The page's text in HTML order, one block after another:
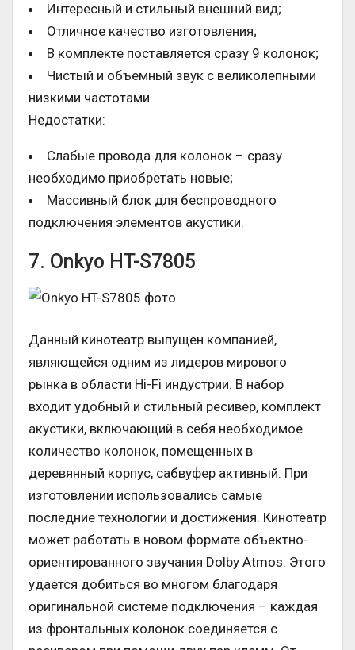
Интересный и стильный внешний вид;
Отличное качество изготовления;
В комплекте поставляется сразу 9 колонок;
Чистый и объемный звук с великолепными
низкими частотами.
Недостатки:
Слабые провода для колонок – сразу
необходимо приобретать новые;
Массивный блок для беспроводного
подключения элементов акустики.
7. Onkyo HT-S7805
Данный кинотеатр выпущен компанией,
являющейся одним из лидеров мирового
рынка в области Hi-Fi индустрии. В набор
входит удобный и стильный ресивер, комплект
акустики, включающий в себя необходимое
количество колонок, помещенных в
деревянный корпус, сабвуфер активный. При
изготовлении использовались самые
последние технологии и достижения. Кинотеатр
может работать в новом формате объектно-
ориентированного звучания Dolby Atmos. Этого
удается добиться во многом благодаря
оригинальной системе подключения – каждая
из фронтальных колонок соединяется с